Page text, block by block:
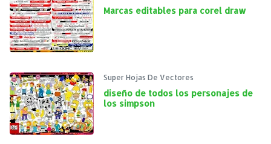
Marcas editables para corel draw
Super Hojas De Vectores
diseño de todos los personajes de
los simpson